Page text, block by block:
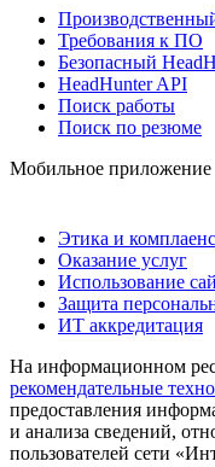
Требования к ПО
Безопасный
HeadHunter API
Поиск работы
Поиск по резюме
Мобильное приложение
Этика и комплаенс
Оказание услуг
Использование
Защита
ИТ аккредитация
На информационном
рекомендательные
предоставления
и анализа сведений,
пользователей сети